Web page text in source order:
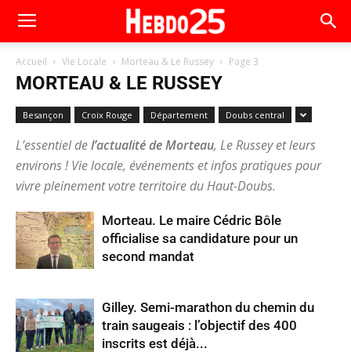
Accueil Vie Locale Morteau & Le Russey Page 3
MORTEAU & LE RUSSEY
Besançon Croix Rouge Département Doubs central
L’essentiel del’actualité de Morteau, Le Russey et leurs
environs ! Vie locale, événements et infos pratiques pour
vivre pleinement votre territoire du Haut-Doubs.
Morteau. Le maire Cédric Bôle
officialise sa candidature pour un
second mandat
Gilley. Semi-marathon du chemin du
train saugeais : l’objectif des 400
inscrits est déjà...